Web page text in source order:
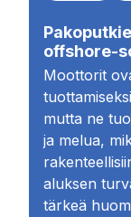
offshore-
Moottorit
mutta ne
ja melua,
aluksen
tärkeä